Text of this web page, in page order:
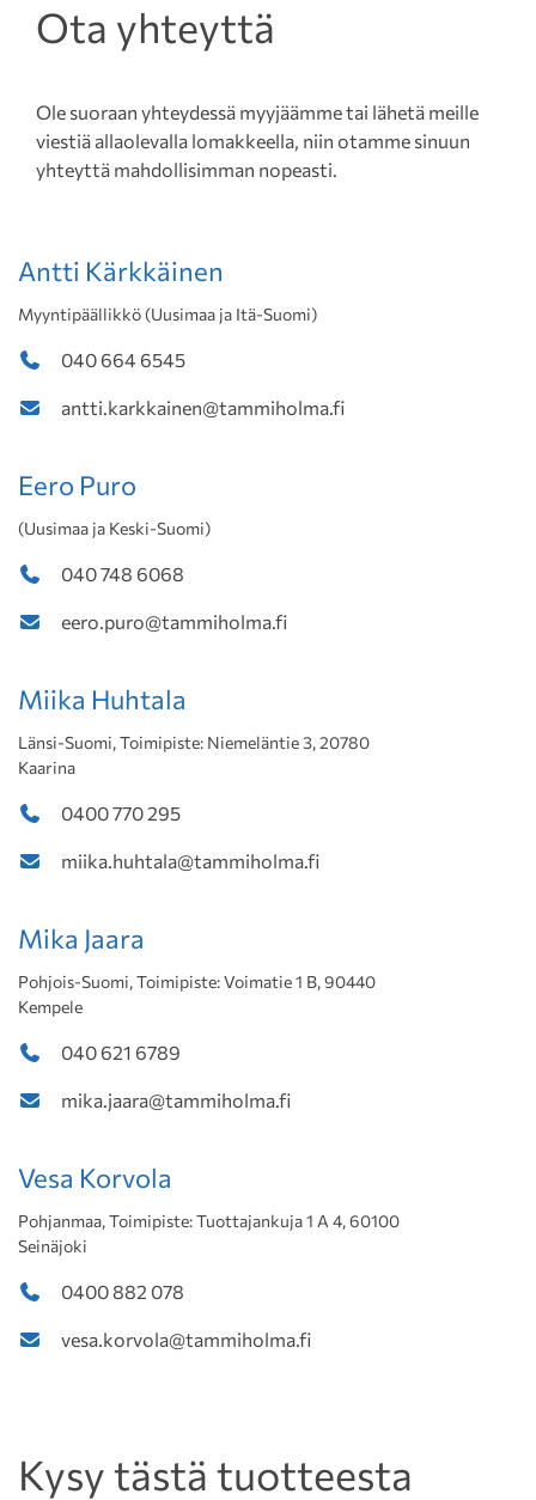
Ota yhteyttä
Ole suoraan yhteydessä myyjäämme tai lähetä meille
viestiä allaolevalla lomakkeella, niin otamme sinuun
yhteyttä mahdollisimman nopeasti.
Antti Kärkkäinen
Myyntipäällikkö (Uusimaa ja Itä-Suomi)
040 664 6545
antti.karkkainen@tammiholma.fi
Eero Puro
(Uusimaa ja Keski-Suomi)
040 748 6068
eero.puro@tammiholma.fi
Miika Huhtala
Länsi-Suomi, Toimipiste: Niemeläntie 3, 20780
Kaarina
0400 770 295
miika.huhtala@tammiholma.fi
Mika Jaara
Pohjois-Suomi, Toimipiste: Voimatie 1 B, 90440
Kempele
040 621 6789
mika.jaara@tammiholma.fi
Vesa Korvola
Pohjanmaa, Toimipiste: Tuottajankuja 1 A 4, 60100
Seinäjoki
0400 882 078
vesa.korvola@tammiholma.fi
Kysy tästä tuotteesta